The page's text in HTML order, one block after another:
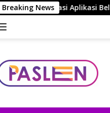
Breaking News
5 Rekomendasi Aplikasi